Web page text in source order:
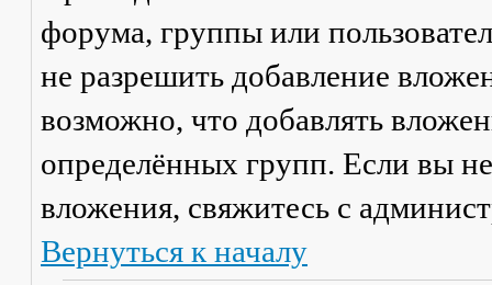
форума, группы или
не разрешить добавление
возможно, что добавлять
определённых групп. Если вы
вложения, свяжитесь с
Вернуться к началу